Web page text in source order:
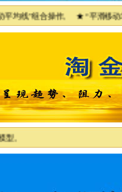
。 ★ “平滑移动均线”